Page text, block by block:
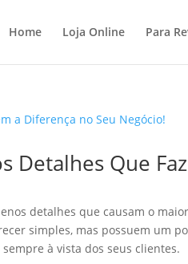
Home Loja Online Para
Detalhes Que
detalhes que causam o
simples, mas possuem um
à vista dos seus clientes.